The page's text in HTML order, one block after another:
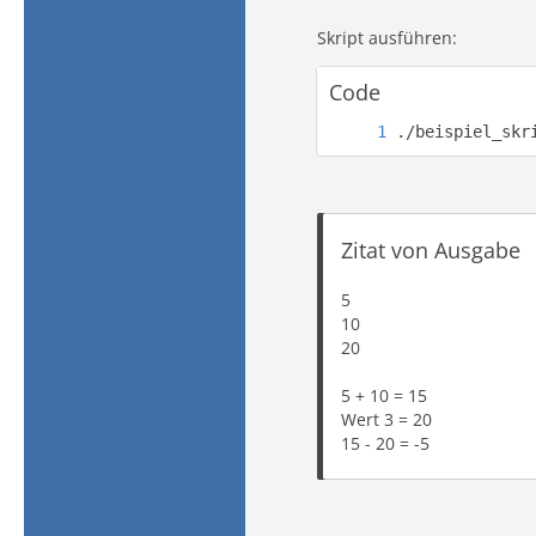
Skript ausführen:
Code
./
Zitat von Ausgabe
5
10
20
5 + 10 = 15
Wert 3 = 20
15 - 20 = -5